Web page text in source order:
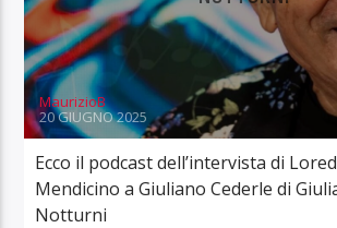
MaurizioB
20 GIUGNO 2025
Ecco il podcast dell’intervista di
Mendicino a Giuliano Cederle di
Notturni